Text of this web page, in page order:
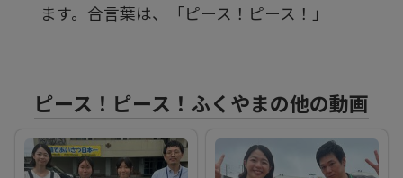
再
生
ます。合言葉は、「ピース！ピース！」
ピース！ピース！ふくやまの他の動画